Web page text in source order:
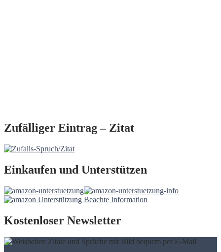
Zufälliger Eintrag – Zitat
Einkaufen und Unterstützen
Kostenloser Newsletter